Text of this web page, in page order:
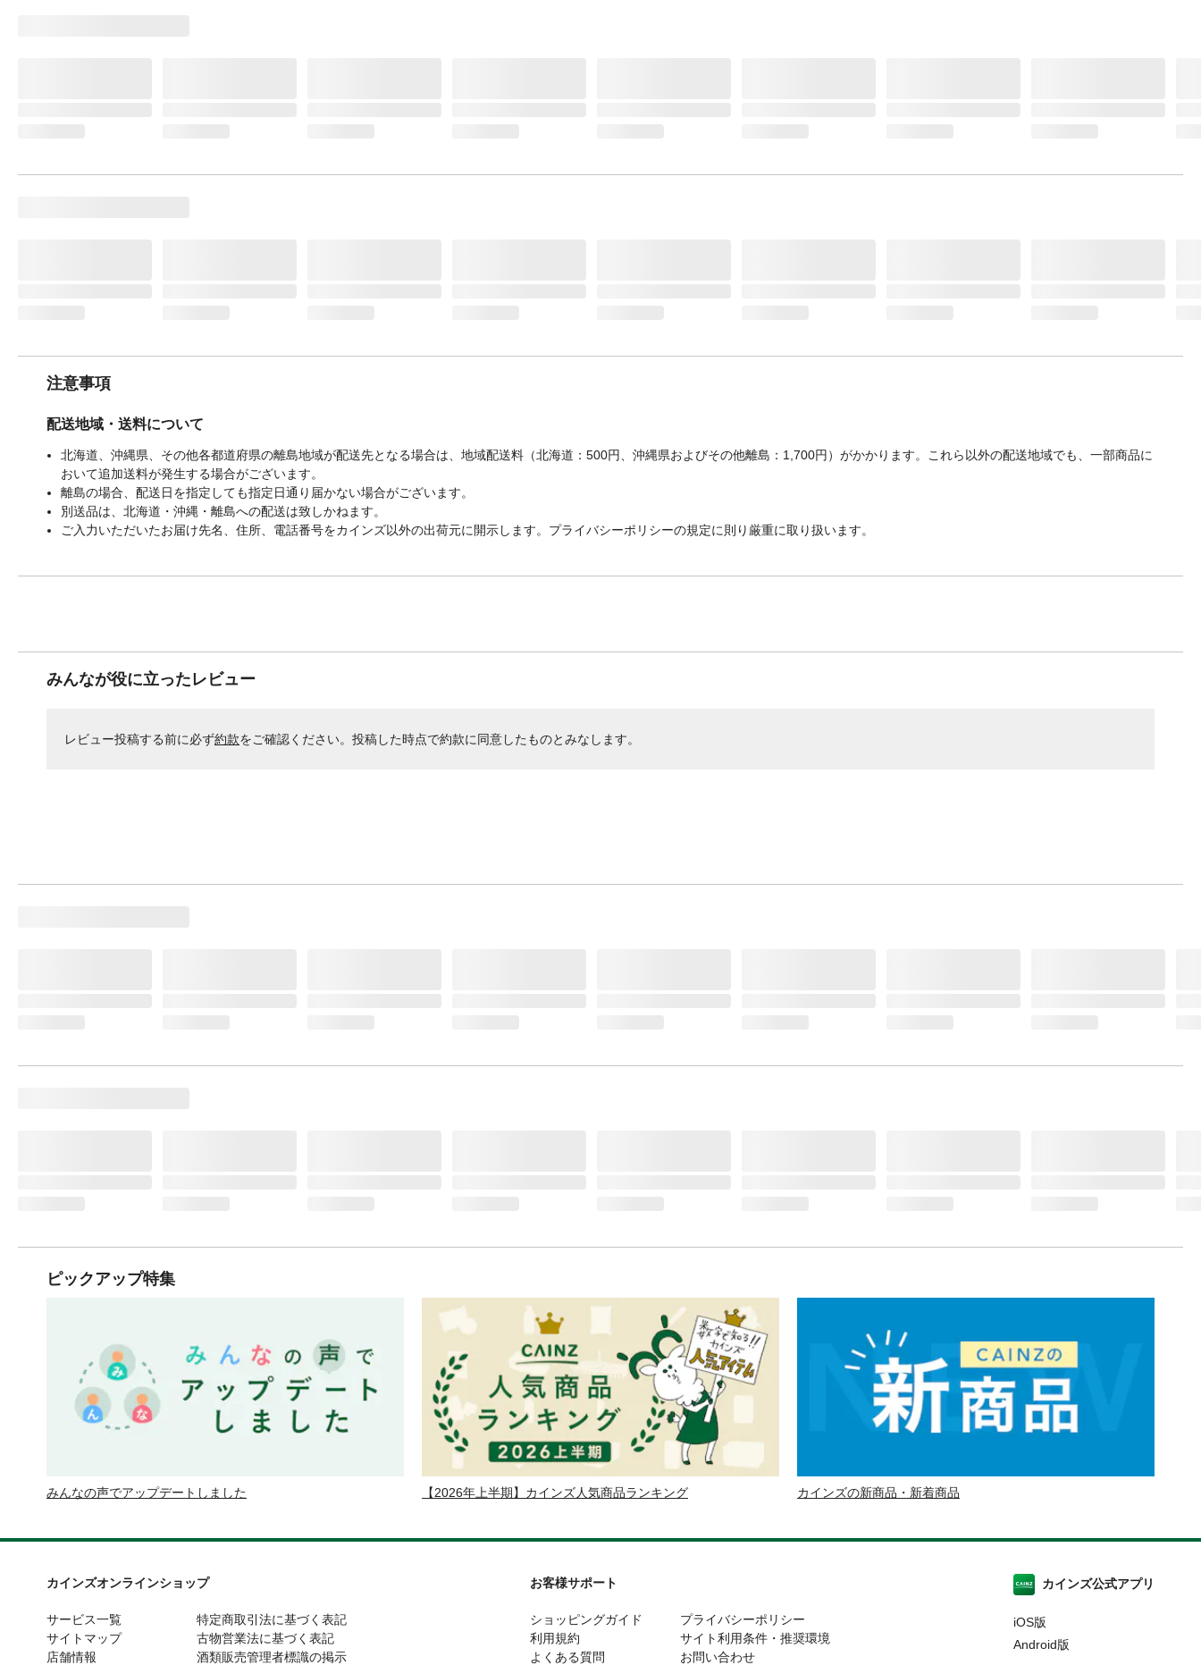
注意事項
配送地域・送料について
北海道、沖縄県、その他各都道府県の離島地域が配送先となる場合は、地域配送料（北海道：500円、沖縄県およびその他離島：1,700円）がかかります。これら以外の配送地域でも、一部商品に
おいて追加送料が発生する場合がございます。
離島の場合、配送日を指定しても指定日通り届かない場合がございます。
別送品は、北海道・沖縄・離島への配送は致しかねます。
ご入力いただいたお届け先名、住所、電話番号をカインズ以外の出荷元に開示します。プライバシーポリシーの規定に則り厳重に取り扱います。
みんなが役に立ったレビュー
レビュー投稿する前に必ず約款をご確認ください。投稿した時点で約款に同意したものとみなします。
ピックアップ特集
みんなの声でアップデートしました 【2026年上半期】カインズ人気商品ランキング カインズの新商品・新着商品
カインズオンラインショップ
サービス一覧
サイトマップ
店舗情報
特定商取引法に基づく表記
古物営業法に基づく表記
酒類販売管理者標識の掲示
お客様サポート
ショッピングガイド
利用規約
よくある質問
プライバシーポリシー
サイト利用条件・推奨環境
お問い合わせ
カインズ公式アプリ
iOS版
Android版